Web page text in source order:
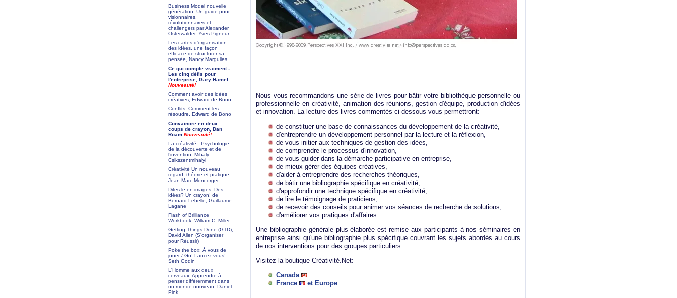
Business Model nouvelle
génération: Un guide pour
visionnaires,
révolutionnaires et
challengers par Alexander
Osterwalder, Yves Pigneur
Les cartes d'organisation
des idées, une façon
efficace de structurer sa
pensée, Nancy Margulies
Ce qui compte vraiment -
Les cinq défis pour
l'entreprise, Gary Hamel
Nouveauté!
Comment avoir des idées
créatives, Edward de Bono
Conflits, Comment les
résoudre, Edward de Bono
Convaincre en deux
coups de crayon, Dan
Roam Nouveauté!
La créativité - Psychologie
de la découverte et de
l’invention, Mihaly
Csikszentmihalyi
Créativité Un nouveau
regard, théorie et pratique,
Jean Marc Moncorger
Dites-le en images: Des
idées? Un crayon! de
Bernard Lebelle, Guillaume
Lagane
Flash of Brilliance
Workbook, William C. Miller
Getting Things Done (GTD),
David Allen (S'organiser
pour Réussir)
Poke the box: À vous de
jouer / Go! Lancez-vous!
Seth Godin
L'Homme aux deux
cerveaux: Apprendre à
penser différemment dans
un monde nouveau, Daniel
Pink
Nous vous recommandons une série de livres pour bâtir votre bibliothèque personnelle ou
professionnelle en créativité, animation des réunions, gestion d'équipe, production d'idées
et innovation. La lecture des livres commentés ci-dessous vous permettront:
de constituer une base de connaissances du développement de la créativité,
d'entreprendre un développement personnel par la lecture et la réflexion,
de vous initier aux techniques de gestion des idées,
de comprendre le processus d'innovation,
de vous guider dans la démarche participative en entreprise,
de mieux gérer des équipes créatives,
d'aider à entreprendre des recherches théoriques,
de bâtir une bibliographie spécifique en créativité,
d'approfondir une technique spécifique en créativité,
de lire le témoignage de praticiens,
de recevoir des conseils pour animer vos séances de recherche de solutions,
d'améliorer vos pratiques d'affaires.
Une bibliographie générale plus élaborée est remise aux participants à nos séminaires en
entreprise ainsi qu'une bibliographie plus spécifique couvrant les sujets abordés au cours
de nos interventions pour des groupes particuliers.
Visitez la boutique Créativité.Net:
Canada
France
et Europe